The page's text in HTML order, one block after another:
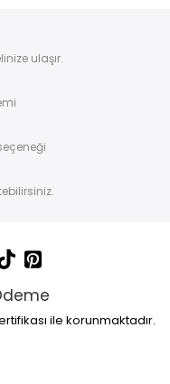
ulaşır.
ile korunmaktadır.